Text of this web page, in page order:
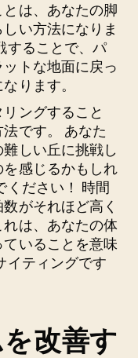
は、あなたの脚
い方法になりま
することで、パ
トな地面に戻っ
ります。
ングすること
です。 あなた
しい丘に挑戦し
感じるかもしれ
ください！ 時間
がそれほど高く
は、あなたの体
いることを意味
イティングです
改善す